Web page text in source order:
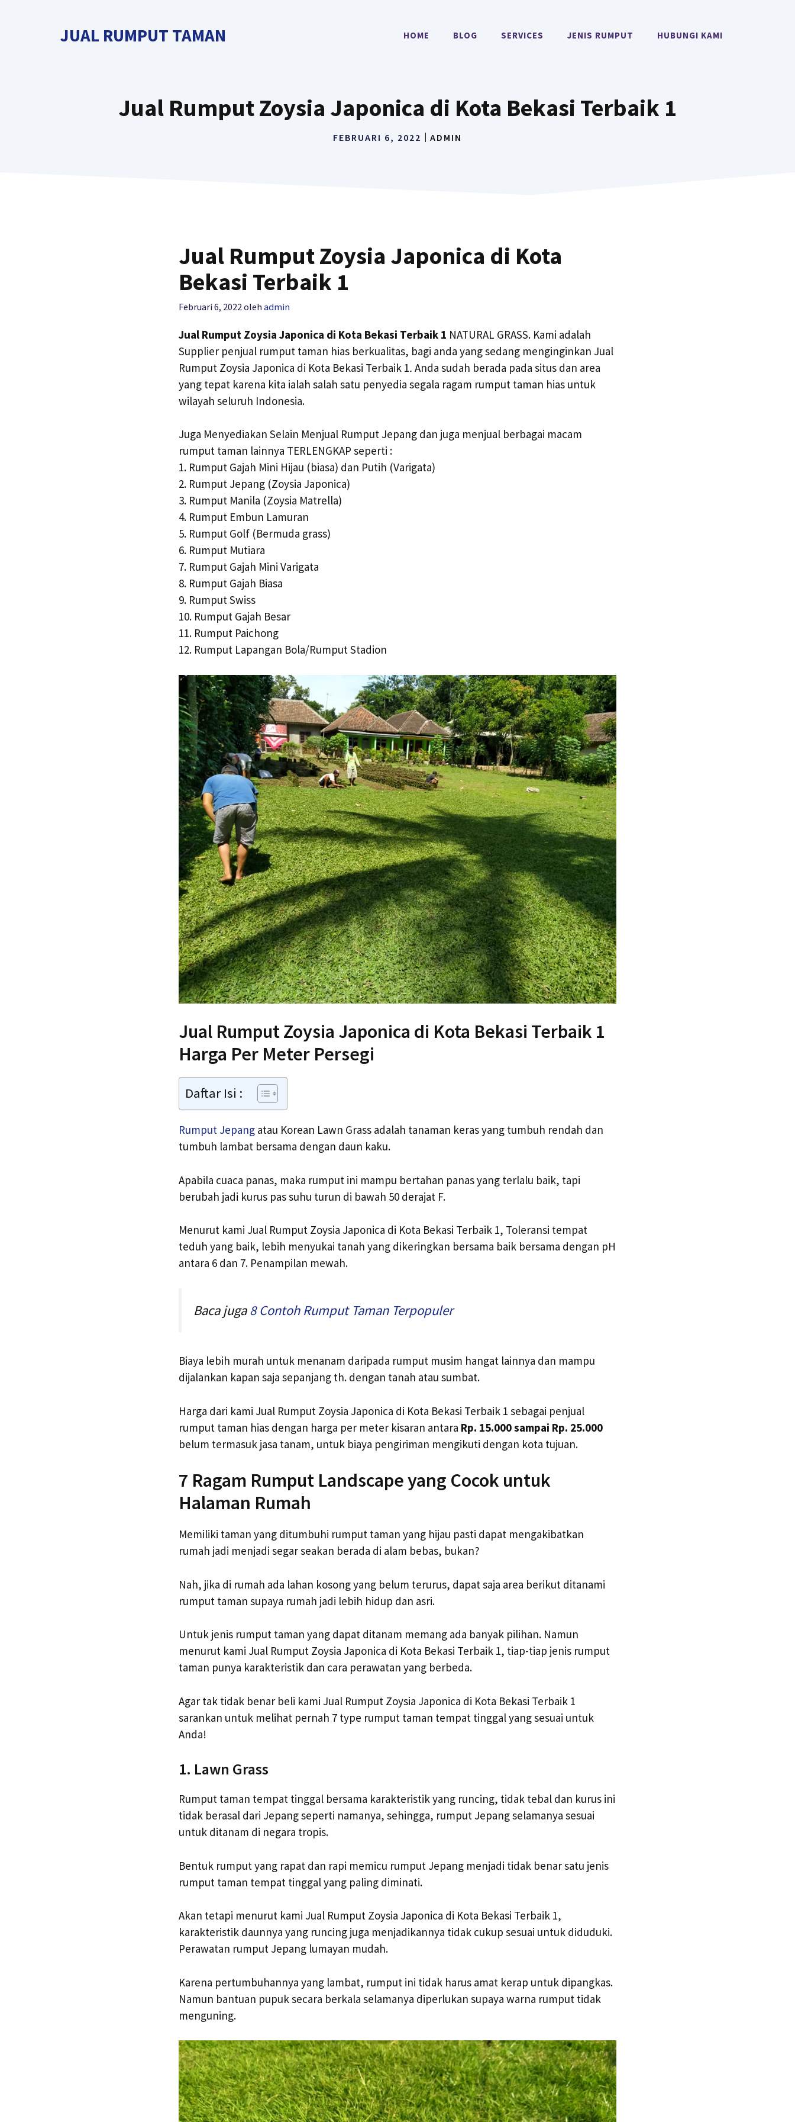
JUAL RUMPUT TAMAN HOME BLOG SERVICES JENIS RUMPUT HUBUNGI KAMI
Jual Rumput Zoysia Japonica di Kota Bekasi Terbaik 1
FEBRUARI 6, 2022 ADMIN
Jual Rumput Zoysia Japonica di Kota
Bekasi Terbaik 1
Februari 6, 2022oleh admin
Jual Rumput Zoysia Japonica di Kota Bekasi Terbaik 1 NATURAL GRASS. Kami adalah
Supplier penjual rumput taman hias berkualitas, bagi anda yang sedang menginginkan Jual
Rumput Zoysia Japonica di Kota Bekasi Terbaik 1. Anda sudah berada pada situs dan area
yang tepat karena kita ialah salah satu penyedia segala ragam rumput taman hias untuk
wilayah seluruh Indonesia.
Juga Menyediakan Selain Menjual Rumput Jepang dan juga menjual berbagai macam
rumput taman lainnya TERLENGKAP seperti :
1. Rumput Gajah Mini Hijau (biasa) dan Putih (Varigata)
2. Rumput Jepang (Zoysia Japonica)
3. Rumput Manila (Zoysia Matrella)
4. Rumput Embun Lamuran
5. Rumput Golf (Bermuda grass)
6. Rumput Mutiara
7. Rumput Gajah Mini Varigata
8. Rumput Gajah Biasa
9. Rumput Swiss
10. Rumput Gajah Besar
11. Rumput Paichong
12. Rumput Lapangan Bola/Rumput Stadion
Jual Rumput Zoysia Japonica di Kota Bekasi Terbaik 1
Harga Per Meter Persegi
Daftar Isi :
Rumput Jepang atau Korean Lawn Grass adalah tanaman keras yang tumbuh rendah dan
tumbuh lambat bersama dengan daun kaku.
Apabila cuaca panas, maka rumput ini mampu bertahan panas yang terlalu baik, tapi
berubah jadi kurus pas suhu turun di bawah 50 derajat F.
Menurut kami Jual Rumput Zoysia Japonica di Kota Bekasi Terbaik 1, Toleransi tempat
teduh yang baik, lebih menyukai tanah yang dikeringkan bersama baik bersama dengan pH
antara 6 dan 7. Penampilan mewah.
Baca juga8 Contoh Rumput Taman Terpopuler
Biaya lebih murah untuk menanam daripada rumput musim hangat lainnya dan mampu
dijalankan kapan saja sepanjang th. dengan tanah atau sumbat.
Harga dari kami Jual Rumput Zoysia Japonica di Kota Bekasi Terbaik 1 sebagai penjual
rumput taman hias dengan harga per meter kisaran antara Rp. 15.000 sampai Rp. 25.000
belum termasuk jasa tanam, untuk biaya pengiriman mengikuti dengan kota tujuan.
7 Ragam Rumput Landscape yang Cocok untuk
Halaman Rumah
Memiliki taman yang ditumbuhi rumput taman yang hijau pasti dapat mengakibatkan
rumah jadi menjadi segar seakan berada di alam bebas, bukan?
Nah, jika di rumah ada lahan kosong yang belum terurus, dapat saja area berikut ditanami
rumput taman supaya rumah jadi lebih hidup dan asri.
Untuk jenis rumput taman yang dapat ditanam memang ada banyak pilihan. Namun
menurut kami Jual Rumput Zoysia Japonica di Kota Bekasi Terbaik 1, tiap-tiap jenis rumput
taman punya karakteristik dan cara perawatan yang berbeda.
Agar tak tidak benar beli kami Jual Rumput Zoysia Japonica di Kota Bekasi Terbaik 1
sarankan untuk melihat pernah 7 type rumput taman tempat tinggal yang sesuai untuk
Anda!
1. Lawn Grass
Rumput taman tempat tinggal bersama karakteristik yang runcing, tidak tebal dan kurus ini
tidak berasal dari Jepang seperti namanya, sehingga, rumput Jepang selamanya sesuai
untuk ditanam di negara tropis.
Bentuk rumput yang rapat dan rapi memicu rumput Jepang menjadi tidak benar satu jenis
rumput taman tempat tinggal yang paling diminati.
Akan tetapi menurut kami Jual Rumput Zoysia Japonica di Kota Bekasi Terbaik 1,
karakteristik daunnya yang runcing juga menjadikannya tidak cukup sesuai untuk diduduki.
Perawatan rumput Jepang lumayan mudah.
Karena pertumbuhannya yang lambat, rumput ini tidak harus amat kerap untuk dipangkas.
Namun bantuan pupuk secara berkala selamanya diperlukan supaya warna rumput tidak
menguning.